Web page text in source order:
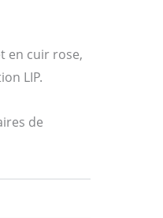
en cuir rose,
LIP.
de